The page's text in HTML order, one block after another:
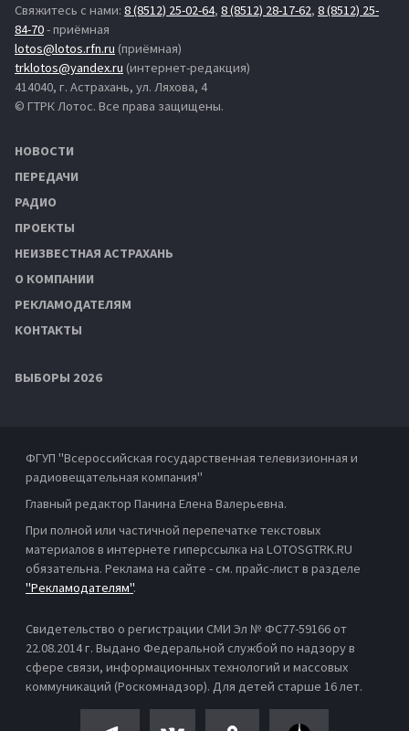
Свяжитесь с нами: 8 (8512) 25-02-64, 8 (8512) 28-17-62, 8 (8512) 25-
84-70- приёмная
lotos@lotos.rfn.ru (приёмная)
trklotos@yandex.ru (интернет-редакция)
414040, г. Астрахань, ул. Ляхова, 4
© ГТРК Лотос. Все права защищены.
НОВОСТИ
ПЕРЕДАЧИ
РАДИО
ПРОЕКТЫ
НЕИЗВЕСТНАЯ АСТРАХАНЬ
О КОМПАНИИ
РЕКЛАМОДАТЕЛЯМ
КОНТАКТЫ
ВЫБОРЫ 2026
ФГУП "Всероссийская государственная телевизионная и
радиовещательная компания"
Главный редактор Панина Елена Валерьевна.
При полной или частичной перепечатке текстовых
материалов в интернете гиперссылка на LOTOSGTRK.RU
обязательна. Реклама на сайте - см. прайс-лист в разделе
"Рекламодателям".
Свидетельство о регистрации СМИ Эл № ФС77-59166 от
22.08.2014 г. Выдано Федеральной службой по надзору в
сфере связи, информационных технологий и массовых
коммуникаций (Роскомнадзор). Для детей старше 16 лет.